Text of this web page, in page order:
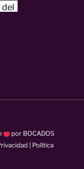
por BOCADOS
Política